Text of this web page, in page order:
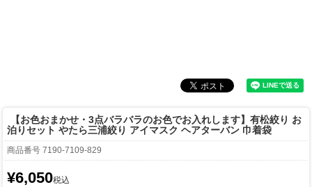
【お色おまかせ・3点バラバラのお色でお入れします】有松絞り お
泊りセット やたら三浦絞り アイマスク ヘアターバン 巾着袋
商品番号 7190-7109-829
¥6,050税込